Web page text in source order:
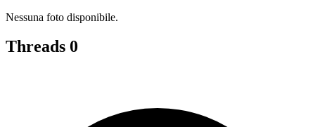
Nessuna foto disponibile.
Threads 0